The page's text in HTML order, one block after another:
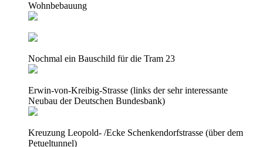
Wohnbebauung
Nochmal ein Bauschild für die Tram 23
Erwin-von-Kreibig-Strasse (links der sehr interessante
Neubau der Deutschen Bundesbank)
Kreuzung Leopold- /Ecke Schenkendorfstrasse (über dem
Petueltunnel)